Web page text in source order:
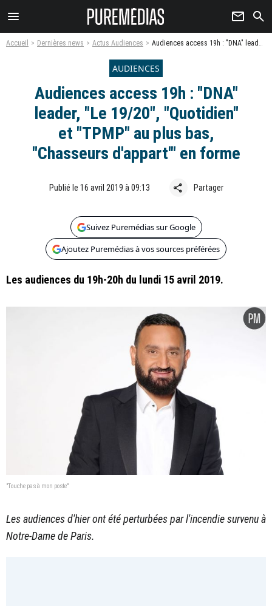
menu newsletter search
Accueil Dernières news Actus Audiences Audiences access 19h : "DNA" leader, "Le 19/20", "Quotidien" et "TPMP" au plus bas, "Chasseurs d'appart'" en forme
AUDIENCES
Audiences access 19h : "DNA"
leader, "Le 19/20", "Quotidien"
et "TPMP" au plus bas,
"Chasseurs d'appart'" en forme
Publié le 16 avril 2019 à 09:13 share Partager
Suivez Puremédias sur Google
Ajoutez Puremédias à vos sources préférées
Les audiences du 19h-20h du lundi 15 avril 2019.
"Touche pas à mon poste"
Les audiences d'hier ont été perturbées par l'incendie survenu à
Notre-Dame de Paris.